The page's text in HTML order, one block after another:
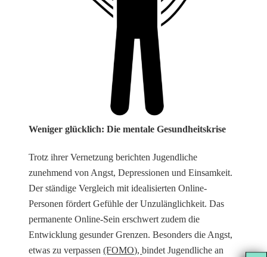
Weniger glücklich: Die mentale Gesundheitskrise
Trotz ihrer Vernetzung berichten Jugendliche
zunehmend von Angst, Depressionen und Einsamkeit.
Der ständige Vergleich mit idealisierten Online-
Personen fördert Gefühle der Unzulänglichkeit. Das
permanente Online-Sein erschwert zudem die
Entwicklung gesunder Grenzen. Besonders die Angst,
etwas zu verpassen(FOMO),bindet Jugendliche an